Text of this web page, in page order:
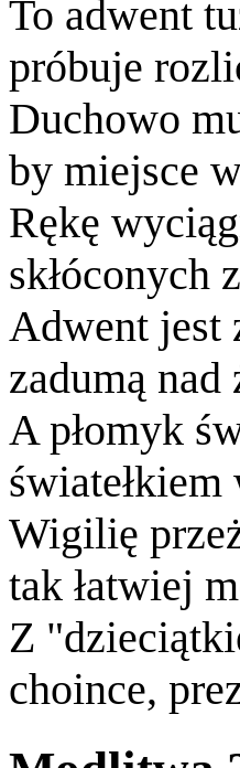
To adwent
próbuje
Duchowo
by miejsce
Rękę
skłóconych
Adwent jest
zadumą
A płomyk
Wigilię
tak łatwiej
Z
choince,